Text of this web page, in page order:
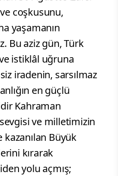
ve coşkusunu,
yaşamanın
Bu aziz gün, Türk
istiklâl uğruna
iradenin, sarsılmaz
en güçlü
Kahraman
ve milletimizin
Büyük
kırarak
yolu açmış;